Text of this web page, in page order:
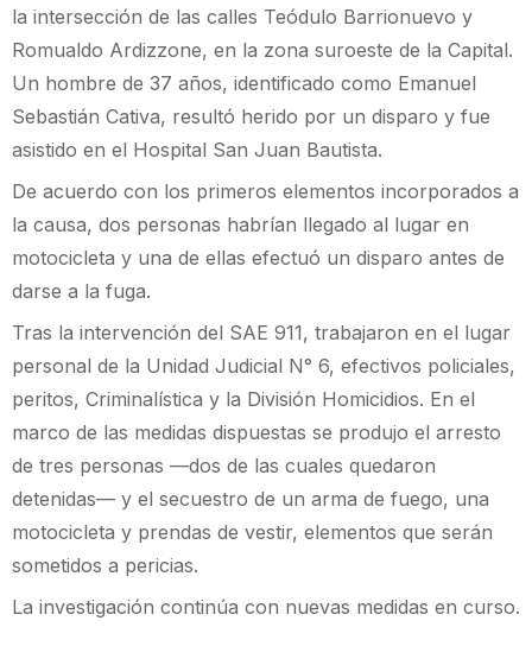
la intersección de las calles Teódulo Barrionuevo y
Romualdo Ardizzone, en la zona suroeste de la Capital.
Un hombre de 37 años, identificado como Emanuel
Sebastián Cativa, resultó herido por un disparo y fue
asistido en el Hospital San Juan Bautista.
De acuerdo con los primeros elementos incorporados a
la causa, dos personas habrían llegado al lugar en
motocicleta y una de ellas efectuó un disparo antes de
darse a la fuga.
Tras la intervención del SAE 911, trabajaron en el lugar
personal de la Unidad Judicial N° 6, efectivos policiales,
peritos, Criminalística y la División Homicidios. En el
marco de las medidas dispuestas se produjo el arresto
de tres personas —dos de las cuales quedaron
detenidas— y el secuestro de un arma de fuego, una
motocicleta y prendas de vestir, elementos que serán
sometidos a pericias.
La investigación continúa con nuevas medidas en curso.